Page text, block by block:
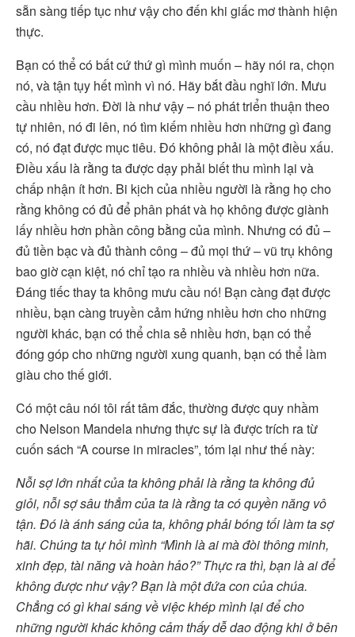
sẵn sàng tiếp tục như vậy cho đến khi giấc mơ thành hiện
thực.
Bạn có thể có bất cứ thứ gì mình muốn – hãy nói ra, chọn
nó, và tận tụy hết mình vì nó. Hãy bắt đầu nghĩ lớn. Mưu
cầu nhiều hơn. Đời là như vậy – nó phát triển thuận theo
tự nhiên, nó đi lên, nó tìm kiếm nhiều hơn những gì đang
có, nó đạt được mục tiêu. Đó không phải là một điều xấu.
Điều xấu là rằng ta được dạy phải biết thu mình lại và
chấp nhận ít hơn. Bi kịch của nhiều người là rằng họ cho
rằng không có đủ để phân phát và họ không được giành
lấy nhiều hơn phần công bằng của mình. Nhưng có đủ –
đủ tiền bạc và đủ thành công – đủ mọi thứ – vũ trụ không
bao giờ cạn kiệt, nó chỉ tạo ra nhiều và nhiều hơn nữa.
Đáng tiếc thay ta không mưu cầu nó! Bạn càng đạt được
nhiều, bạn càng truyền cảm hứng nhiều hơn cho những
người khác, bạn có thể chia sẻ nhiều hơn, bạn có thể
đóng góp cho những người xung quanh, bạn có thể làm
giàu cho thế giới.
Có một câu nói tôi rất tâm đắc, thường được quy nhầm
cho Nelson Mandela nhưng thực sự là được trích ra từ
cuốn sách “A course in miracles”, tóm lại như thế này:
Nỗi sợ lớn nhất của ta không phải là rằng ta không đủ
giỏi, nỗi sợ sâu thẳm của ta là rằng ta có quyền năng vô
tận. Đó là ánh sáng của ta, không phải bóng tối làm ta sợ
hãi. Chúng ta tự hỏi mình “Mình là ai mà đòi thông minh,
xinh đẹp, tài năng và hoàn hảo?” Thực ra thì, bạn là ai để
không được như vậy? Bạn là một đứa con của chúa.
Chẳng có gì khai sáng về việc khép mình lại để cho
những người khác không cảm thấy dễ dao động khi ở bên